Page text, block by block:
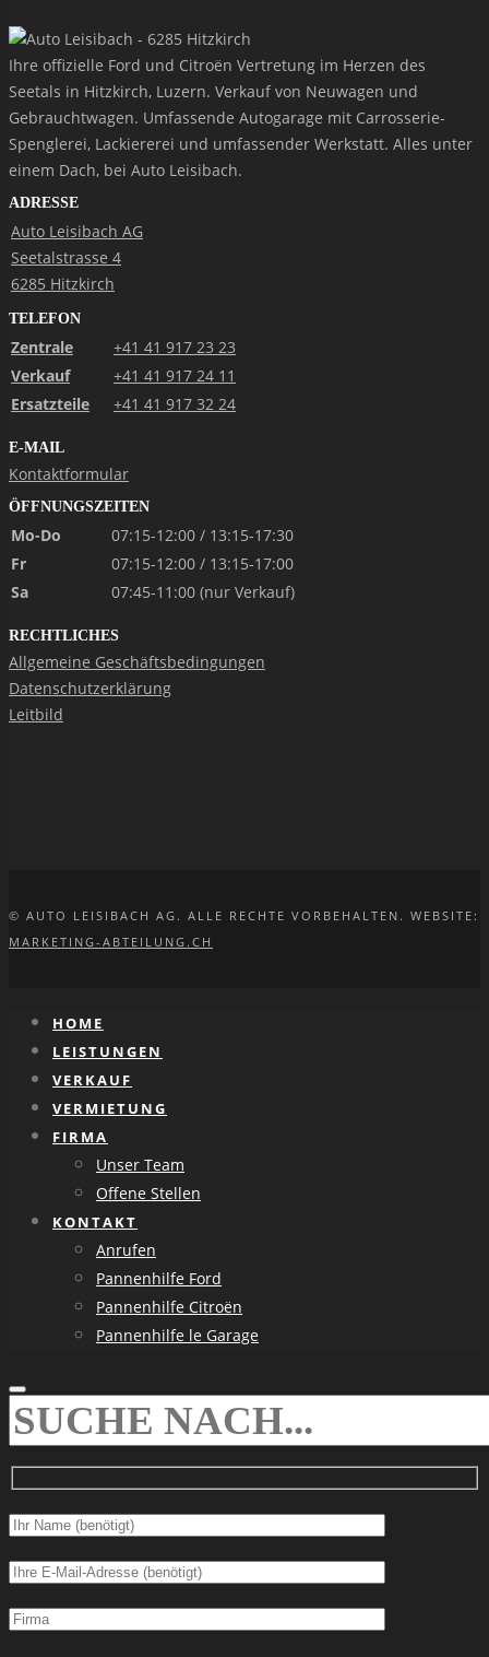
Ihre offizielle Ford und Citroën Vertretung im Herzen des
Seetals in Hitzkirch, Luzern. Verkauf von Neuwagen und
Gebrauchtwagen. Umfassende Autogarage mit Carrosserie-
Spenglerei, Lackiererei und umfassender Werkstatt. Alles unter
einem Dach, bei Auto Leisibach.
ADRESSE
Auto Leisibach AG
Seetalstrasse 4
6285 Hitzkirch
TELEFON
Zentrale
+41 41 917 23 23
Verkauf
+41 41 917 24 11
Ersatzteile
+41 41 917 32 24
E-MAIL
Kontaktformular
ÖFFNUNGSZEITEN
Mo-Do
07:15-12:00 / 13:15-17:30
Fr
07:15-12:00 / 13:15-17:00
Sa
07:45-11:00 (nur Verkauf)
RECHTLICHES
Allgemeine Geschäftsbedingungen
Datenschutzerklärung
Leitbild
© AUTO LEISIBACH AG. ALLE RECHTE VORBEHALTEN. WEBSITE:
MARKETING-ABTEILUNG.CH
HOME
LEISTUNGEN
VERKAUF
VERMIETUNG
FIRMA
Unser Team
Offene Stellen
KONTAKT
Anrufen
Pannenhilfe Ford
Pannenhilfe Citroën
Pannenhilfe le Garage
Bitte